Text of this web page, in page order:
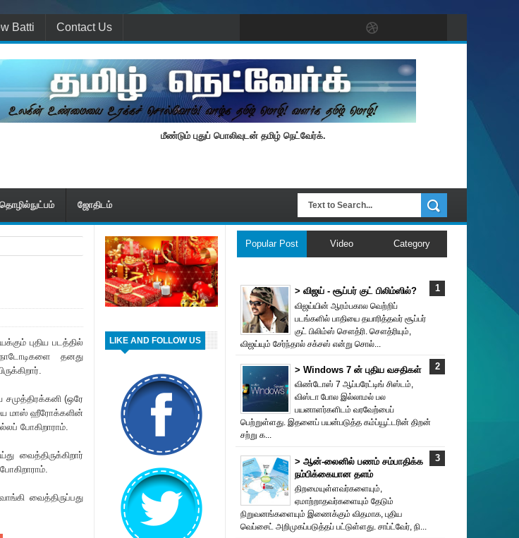
Batti Contact Us
மீண்டும் புதுப் பொலிவுடன் தமிழ் நெட்வேர்க்.
தொழில்நுட்பம் ஜோதிடம்
LIKE AND FOLLOW US
புதிய படத்தில்
தனது
(ஒரே
மாஸ் ஹீரோக்களின்
போகிறாராம்.
வைத்திருக்கிறார்
வைத்திருப்பது
Popular Post Video Category
> விஜய் - சூப்பர் குட் பிலிம்ஸில்?
விஜய்யின் ஆரம்பகால வெற்றிப்
படங்களில் பாதியை தயா‌ரித்தவர் சூப்பர்
குட் பிலிம்ஸ் சௌத்‌ரி. சௌத்‌ரியும்,
விஜய்யும் சேர்ந்தால் சக்சஸ் என்று சொல்...
> Windows 7 ன் புதிய வசதிகள்
விண்டோஸ் 7 ஆப்பரேட்டிங் சிஸ்டம்,
விஸ்டா போல இல்லாமல் பல
பயனாளர்களிடம் வரவேற்பைப்
பெற்றுள்ளது. இதனைப் பயன்படுத்த கம்ப்யூட்டரின் திறன்
சற்று க...
> ஆன்-லைனில் பணம் சம்பாதிக்க
நம்பிக்கையான தளம்
திறமையுள்ளவர்களையும்,
ஏமாற்றாதவர்களையும் தேடும்
நிறுவனங்களையும் இணைக்கும் விதமாக, புதிய
வெப்சைட் அறிமுகப்படுத்தப் பட்டுள்ளது. சாப்ட்வேர், நி...